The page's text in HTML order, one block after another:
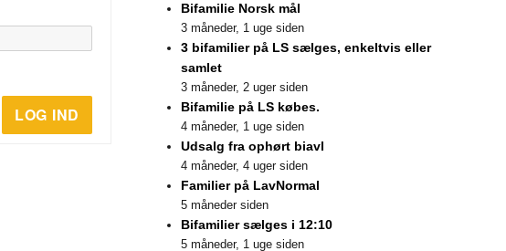
LOG IND
Bifamilie Norsk mål
3 måneder, 1 uge siden
3 bifamilier på LS sælges, enkeltvis eller
samlet
3 måneder, 2 uger siden
Bifamilie på LS købes.
4 måneder, 1 uge siden
Udsalg fra ophørt biavl
4 måneder, 4 uger siden
Familier på LavNormal
5 måneder siden
Bifamilier sælges i 12:10
5 måneder, 1 uge siden